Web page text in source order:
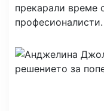
прекарали време
професионалисти.